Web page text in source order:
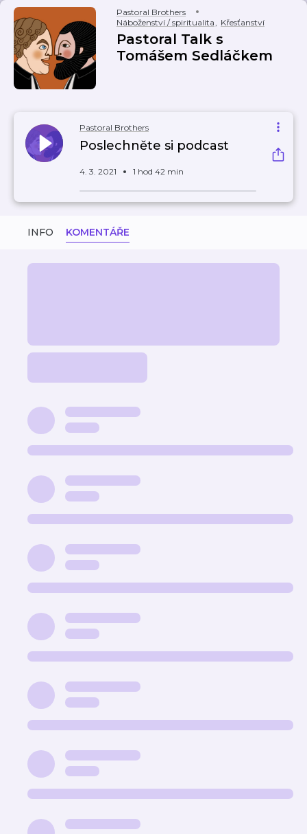
Pastoral Brothers
Náboženství / spiritualita, Křesťanství
Pastoral Talk s
Tomášem Sedláčkem
Pastoral Brothers
Poslechněte si podcast
4. 3. 2021 1 hod 42 min
INFO KOMENTÁŘE